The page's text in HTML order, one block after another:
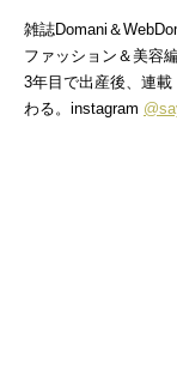
雑誌Domani＆
ファッション＆美容
3年目で出産後、連
わる。instagram